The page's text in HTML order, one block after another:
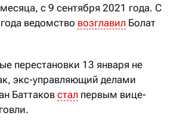
с 9 сентября 2021 года. С
ведомство возглавил Болат
перестановки 13 января не
экс-управляющий делами
Баттаков стал первым вице-